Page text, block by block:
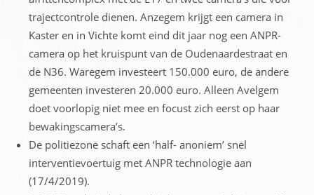
trajectcontrole dienen. Anzegem krijgt een camera in
Kaster en in Vichte komt eind dit jaar nog een ANPR-
camera op het kruispunt van de Oudenaardestraat en
de N36. Waregem investeert 150.000 euro, de andere
gemeenten investeren 20.000 euro. Alleen Avelgem
doet voorlopig niet mee en focust zich eerst op haar
bewakingscamera’s.
De politiezone schaft een ‘half- anoniem’ snel
interventievoertuig met ANPR technologie aan
(17/4/2019).